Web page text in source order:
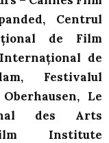
Centrul
de Film
de
Festivalul
Le
des Arts
Institute